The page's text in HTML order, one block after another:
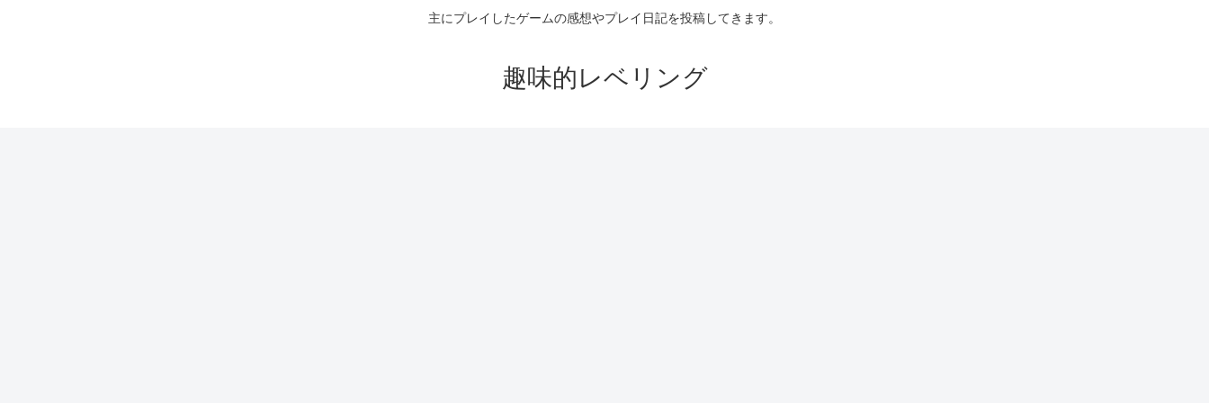
主にプレイしたゲームの感想やプレイ日記を投稿してきます。
趣味的レベリング